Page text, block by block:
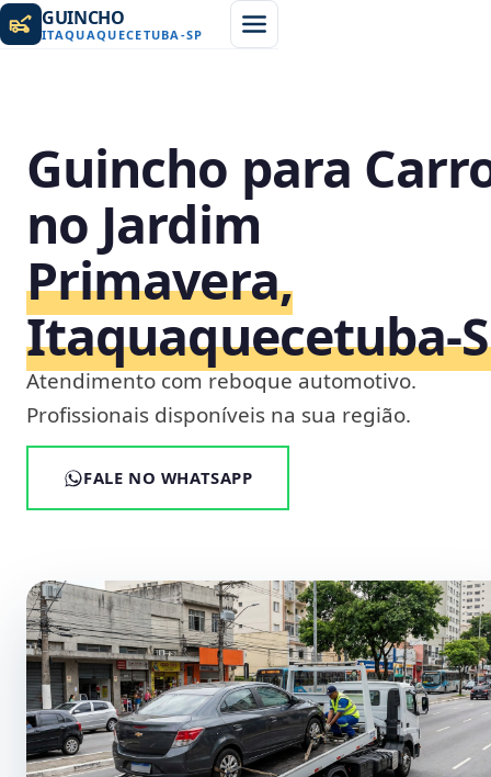
GUINCHO
ITAQUAQUECETUBA -SP
Guincho para
no Jardim
Primavera,
Atendimento com reboque automotivo.
Profissionais disponíveis na sua região.
FALE NO WHATSAPP